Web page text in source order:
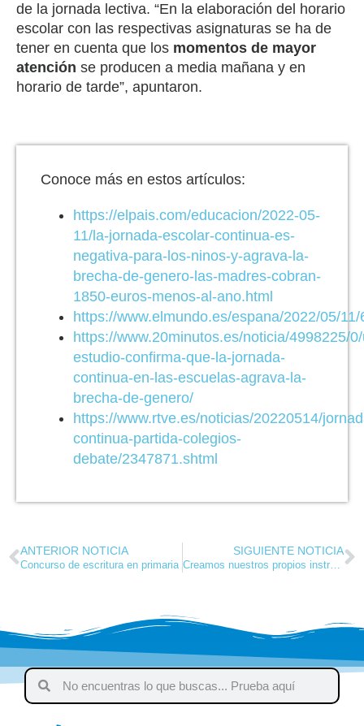
de la jornada lectiva. “En la elaboración del horario
escolar con las respectivas asignaturas se ha de
tener en cuenta que los momentos de mayor
atención se producen a media mañana y en
horario de tarde”, apuntaron.
Conoce más en estos artículos:
https://elpais.com/educacion/2022-05-
11/la-jornada-escolar-continua-es-
negativa-para-los-ninos-y-agrava-la-
brecha-de-genero-las-madres-cobran-
1850-euros-menos-al-ano.html
https://www.elmundo.es/espana/2022/05/
https://www.20minutos.es/noticia/4998225/
estudio-confirma-que-la-jornada-
continua-en-las-escuelas-agrava-la-
brecha-de-genero/
https://www.rtve.es/noticias/20220514/
continua-partida-colegios-
debate/2347871.shtml
ANTERIOR NOTICIA
Concurso de escritura en primaria
SIGUIENTE NOTICIA
Creamos nuestros propios instrumentos musicales